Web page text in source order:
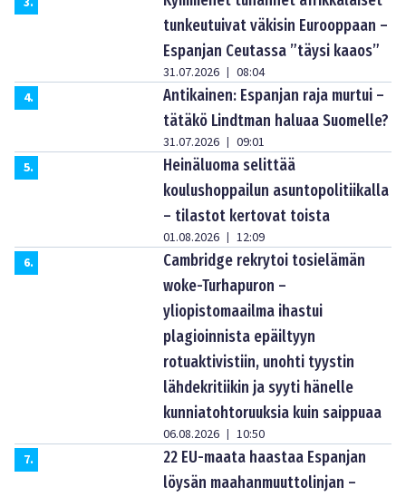
tunkeutuivat väkisin Eurooppaan –
Espanjan Ceutassa ”täysi kaaos”
31.07.2026 | 08:04
4.
Antikainen: Espanjan raja murtui –
tätäkö Lindtman haluaa Suomelle?
31.07.2026 | 09:01
5.
Heinäluoma selittää
koulushoppailun asuntopolitiikalla
– tilastot kertovat toista
01.08.2026 | 12:09
6.
Cambridge rekrytoi tosielämän
woke-Turhapuron –
yliopistomaailma ihastui
plagioinnista epäiltyyn
rotuaktivistiin, unohti tyystin
lähdekritiikin ja syyti hänelle
kunniatohtoruuksia kuin saippuaa
06.08.2026 | 10:50
7.
22 EU-maata haastaa Espanjan
löysän maahanmuuttolinjan –